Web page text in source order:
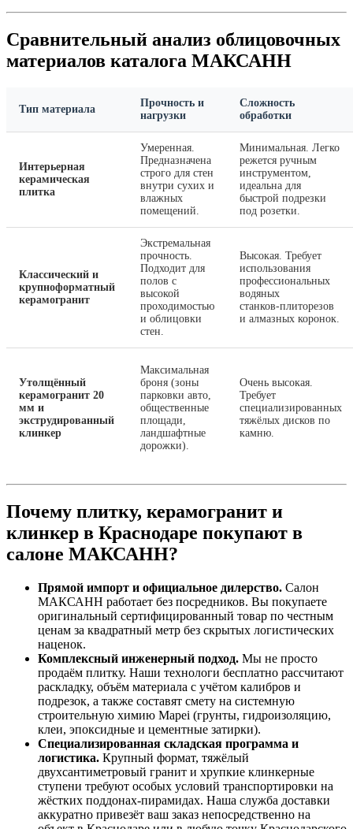
Сравнительный анализ облицовочных
материалов каталога МАКСАНН
Тип материала
Прочность и
нагрузки
Сложность
обработки
Интерьерная
керамическая
плитка
Умеренная.
Предназначена
строго для стен
внутри сухих и
влажных
помещений.
Минимальная. Легко
режется ручным
инструментом,
идеальна для
быстрой подрезки
под розетки.
Классический и
крупноформатный
керамогранит
Экстремальная
прочность.
Подходит для
полов с
высокой
проходимостью
и облицовки
стен.
Высокая. Требует
использования
профессиональных
водяных
станков‑плиторезов
и алмазных коронок.
Утолщённый
керамогранит 20
мм и
экструдированный
клинкер
Максимальная
броня (зоны
парковки авто,
общественные
площади,
ландшафтные
дорожки).
Очень высокая.
Требует
специализированных
тяжёлых дисков по
камню.
Почему плитку, керамогранит и
клинкер в Краснодаре покупают в
салоне МАКСАНН?
Прямой импорт и официальное дилерство. Салон
МАКСАНН работает без посредников. Вы покупаете
оригинальный сертифицированный товар по честным
ценам за квадратный метр без скрытых логистических
наценок.
Комплексный инженерный подход. Мы не просто
продаём плитку. Наши технологи бесплатно рассчитают
раскладку, объём материала с учётом калибров и
подрезок, а также составят смету на системную
строительную химию Mapei (грунты, гидроизоляцию,
клеи, эпоксидные и цементные затирки).
Специализированная складская программа и
логистика. Крупный формат, тяжёлый
двухсантиметровый гранит и хрупкие клинкерные
ступени требуют особых условий транспортировки на
жёстких поддонах‑пирамидах. Наша служба доставки
аккуратно привезёт ваш заказ непосредственно на